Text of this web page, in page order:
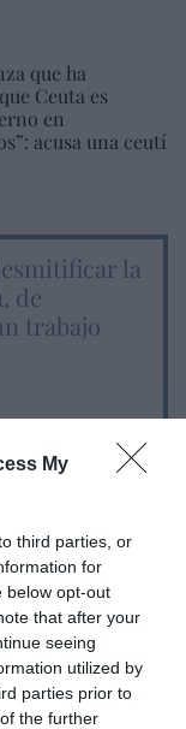
My
third parties, or
for
below opt-out
that after your
seeing
utilized by
parties prior to
the further
que ha
Ceuta es
en
acusa una ceutí
la
de
trabajo
SANCHISTA
La
meses la
el
la UCO